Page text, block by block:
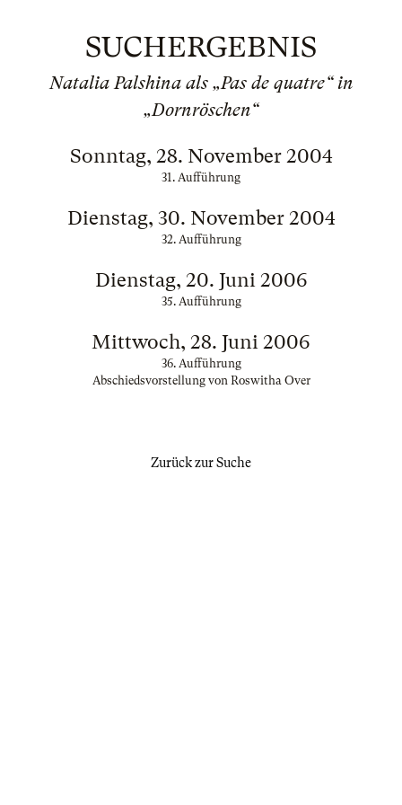
SUCHERGEBNIS
Natalia Palshina als „Pas de quatre“ in
„Dornröschen“
Sonntag, 28. November 2004
31. Aufführung
Dienstag, 30. November 2004
32. Aufführung
Dienstag, 20. Juni 2006
35. Aufführung
Mittwoch, 28. Juni 2006
36. Aufführung
Abschiedsvorstellung von Roswitha Over
Zurück zur Suche